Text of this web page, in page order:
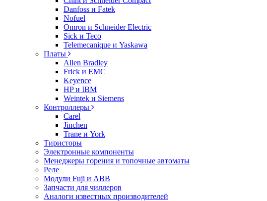
Danfoss и Fatek
Nofuel
Omron и Schneider Electric
Sick и Teco
Telemecanique и Yaskawa
Платы
Allen Bradley
Frick и EMC
Keyence
HP и IBM
Weintek и Siemens
Контроллеры
Carel
Jinchen
Trane и York
Тиристоры
Электронные компоненты
Менеджеры горения и топочные автоматы
Реле
Модули Fuji и ABB
Запчасти для чиллеров
Аналоги известных производителей